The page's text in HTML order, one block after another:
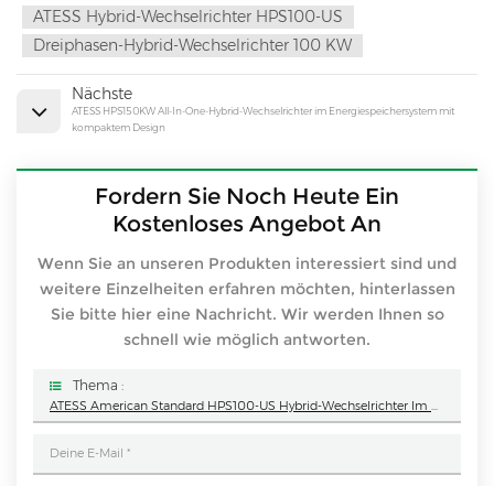
ATESS Hybrid-Wechselrichter HPS100-US
Dreiphasen-Hybrid-Wechselrichter 100 KW
Nächste
ATESS HPS150KW All-In-One-Hybrid-Wechselrichter im Energiespeichersystem mit
kompaktem Design
Fordern Sie Noch Heute Ein
Kostenloses Angebot An
Wenn Sie an unseren Produkten interessiert sind und
weitere Einzelheiten erfahren möchten, hinterlassen
Sie bitte hier eine Nachricht. Wir werden Ihnen so
schnell wie möglich antworten.
Thema :
ATESS American Standard HPS100-US Hybrid-Wechselrichter Im Energiespeichersystem Mit Kompaktem Design